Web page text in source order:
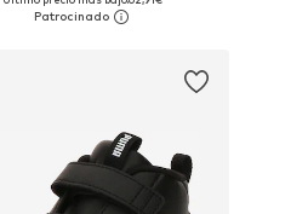
Añadir a la cesta